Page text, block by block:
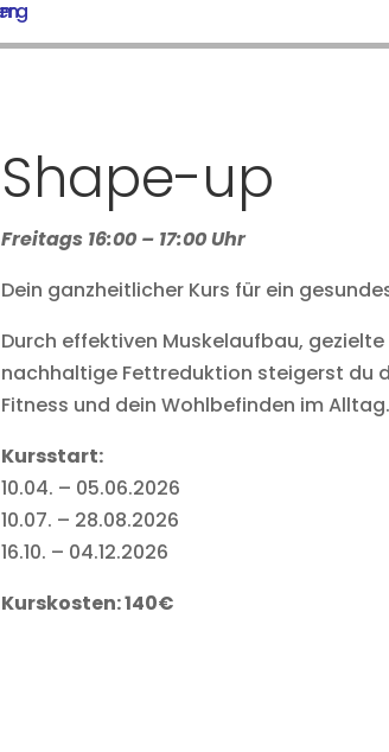
Shape-up
Freitags 16:00 – 17:00 Uhr
Dein ganzheitlicher Kurs für ein
Durch effektiven Muskelaufbau,
nachhaltige Fettreduktion steigerst du
Fitness und dein Wohlbefinden im Alltag.
Kursstart:
10.04. – 05.06.2026
10.07. – 28.08.2026
16.10. – 04.12.2026
Kurskosten: 140€